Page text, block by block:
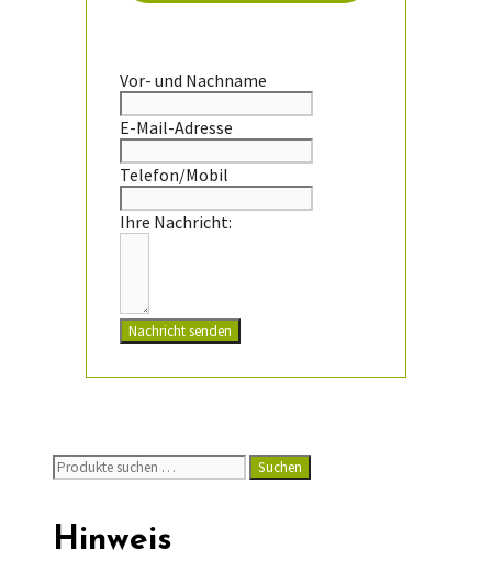
Vor- und Nachname
E-Mail-Adresse
Telefon/Mobil
Ihre Nachricht:
Nachricht senden
Suchen
nach:
Suchen
Hinweis